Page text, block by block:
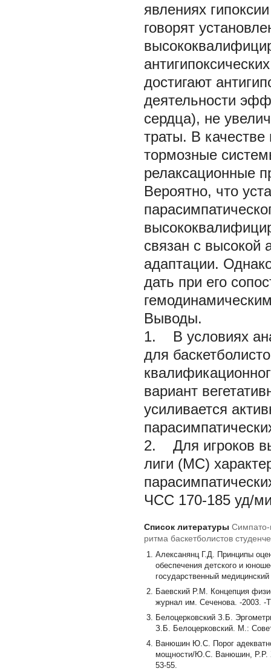
явлениях
говорят
достигают
деятельности
сердца), не
траты. В
тормозные
релаксационные
Вероятно, что
связан с высокой
адаптации.
дать при его
Выводы.
1. В условиях
для
вариант
усиливается
2. Для игроков
лиги (МС)
ЧСС 170-185 уд/
Список литературы Симпато-
ритма баскетболистов
Алексанянц Г.Д. Принципы
обеспечения детского и
государственный
Баевский Р.М. Концепция
журнал им. Сеченова. -2003.
Белоцерковский З.Б.
З.Б. Белоцерковский. М.:
Ванюшин Ю.С. Порог
мощности/Ю.С. Ванюшин, Р.Р.
53-55.